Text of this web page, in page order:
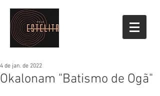
Okalonam "Batismo de Ogã"
4 de jan. de 2022